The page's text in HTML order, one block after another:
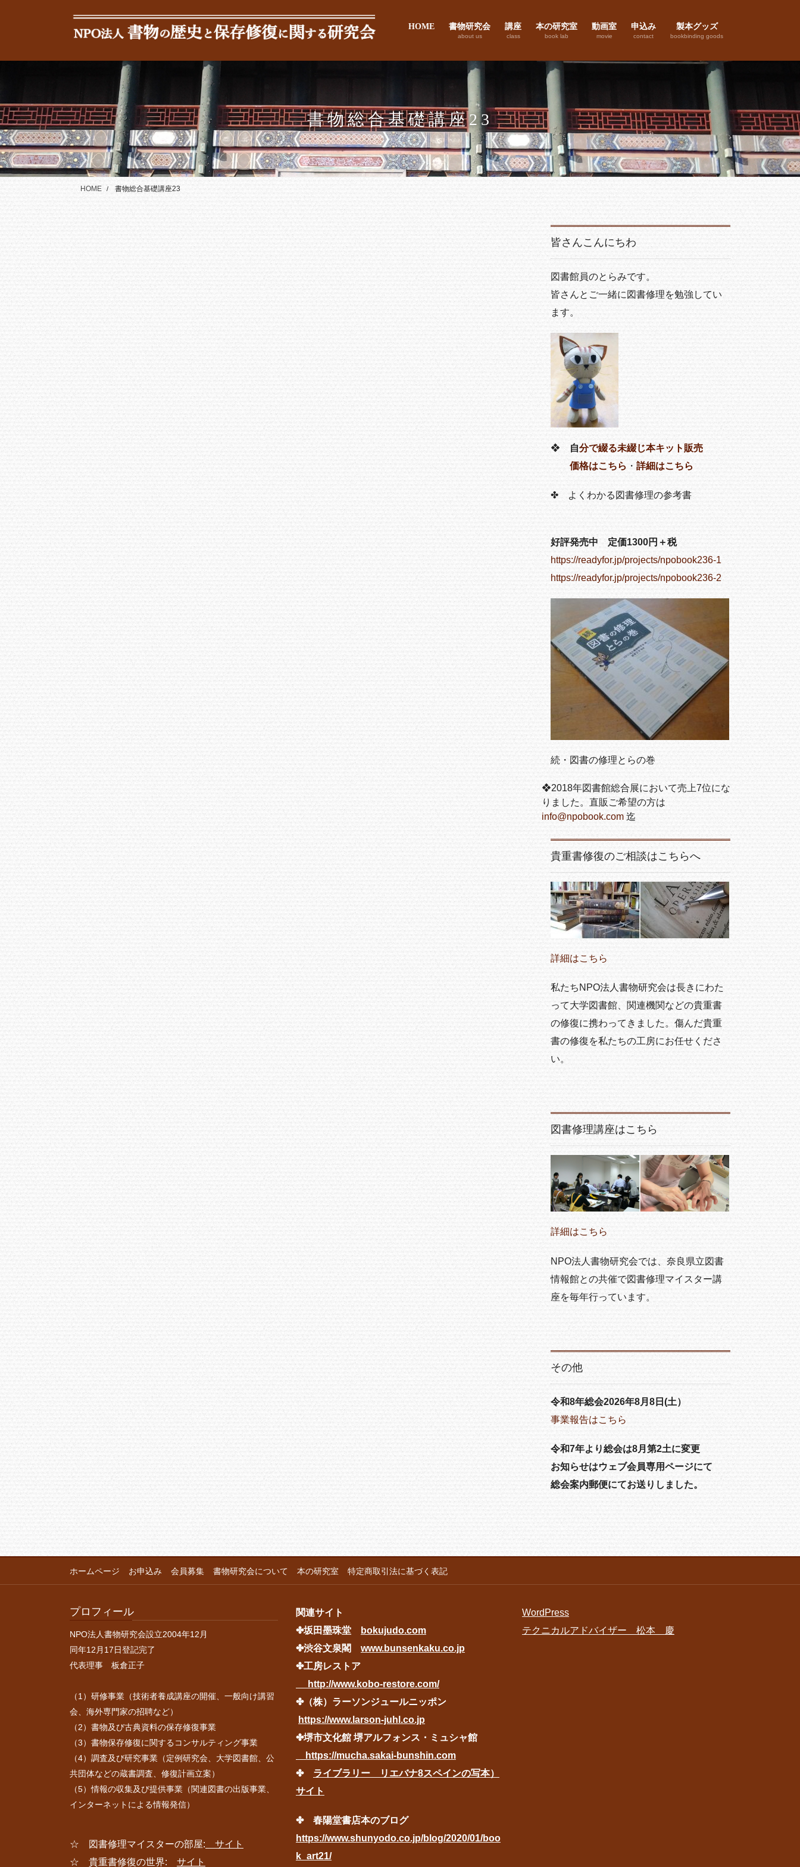
ツ
動
シ
に
移
動
HOME 書物研究会
about us
講座
class
本の研究室
book lab
動画室
movie
申込み
contact
製本グッズ
bookbinding goods
書物総合基礎講座23
HOME 書物総合基礎講座23
皆さんこんにちわ
図書館員のとらみです。
皆さんとご一緒に図書修理を勉強してい
ます。
❖ 自分で綴る未綴じ本キット販売
価格はこちら ・詳細はこちら
✤ よくわかる図書修理の参考書
好評発売中 定価1300円＋税
https://readyfor.jp/projects/npobook236-1
https://readyfor.jp/projects/npobook236-2
続・図書の修理とらの巻
❖2018年図書館総合展において売上7位にな
りました。直販ご希望の方は
info@npobook.com 迄
貴重書修復のご相談はこちらへ
詳細はこちら
私たちNPO法人書物研究会は長きにわた
って大学図書館、関連機関などの貴重書
の修復に携わってきました。傷んだ貴重
書の修復を私たちの工房にお任せくださ
い。
図書修理講座はこちら
詳細はこちら
NPO法人書物研究会では、奈良県立図書
情報館との共催で図書修理マイスター講
座を毎年行っています。
その他
令和8年総会2026年8月8日(土）
事業報告はこちら
令和7年より総会は8月第2土に変更
お知らせはウェブ会員専用ページにて
総会案内郵便にてお送りしました。
ホームページ お申込み 会員募集 書物研究会について 本の研究室 特定商取引法に基づく表記
プロフィール
NPO法人書物研究会設立2004年12月
同年12月17日登記完了
代表理事 板倉正子
（1）研修事業（技術者養成講座の開催、一般向け講習
会、海外専門家の招聘など）
（2）書物及び古典資料の保存修復事業
（3）書物保存修復に関するコンサルティング事業
（4）調査及び研究事業（定例研究会、大学図書館、公
共団体などの蔵書調査、修復計画立案）
（5）情報の収集及び提供事業（関連図書の出版事業、
インターネットによる情報発信）
☆ 図書修理マイスターの部屋: サイト
☆ 貴重書修復の世界: サイト
関連サイト
✤坂田墨珠堂
bokujudo.com
✤渋谷文泉閣 www.bunsenkaku.co.jp
✤工房レストア
http://www.kobo-restore.com/
✤（株）ラーソンジュールニッポン
https://www.larson-juhl.co.jp
✤堺市文化館 堺アルフォンス・ミュシャ館
https://mucha.sakai-bunshin.com
✤ ライブラリー リエバナ8スペインの写本）
サイト
✤ 春陽堂書店本のブログ
https://www.shunyodo.co.jp/blog/2020/01/boo
k_art21/
WordPress
テクニカルアドバイザー 松本 慶